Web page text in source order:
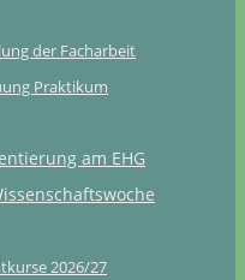
der Facharbeit
Praktikum
am EHG
2026/27